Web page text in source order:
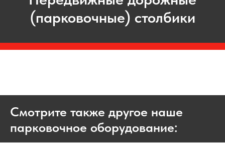
(парковочные) столбики
Смотрите также другое наше
парковочное оборудование: